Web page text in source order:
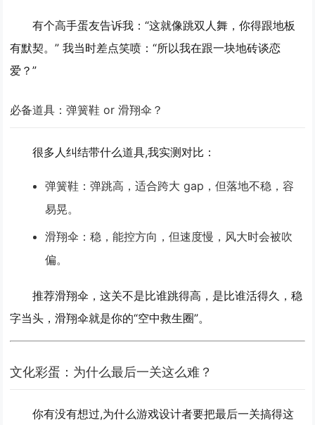
有个高手蛋友告诉我：“这就像跳双人舞，你得跟地板
有默契。” 我当时差点笑喷：“所以我在跟一块地砖谈恋
爱？”
必备道具：弹簧鞋 or 滑翔伞？
很多人纠结带什么道具,我实测对比：
弹簧鞋 ：弹跳高，适合跨大 gap，但落地不稳，容
易晃。
滑翔伞 ：稳，能控方向，但速度慢，风大时会被吹
偏。
推荐滑翔伞 ，这关不是比谁跳得高，是比谁活得久，稳
字当头，滑翔伞就是你的“空中救生圈”。
文化彩蛋：为什么最后一关这么难？
你有没有想过,为什么游戏设计者要把最后一关搞得这